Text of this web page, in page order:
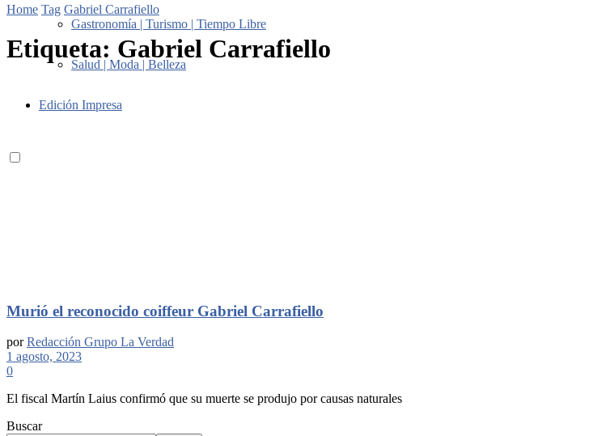
Gastronomía | Turismo | Tiempo Libre
Salud | Moda | Belleza
Edición Impresa
Home Tag Gabriel Carrafiello
Etiqueta: Gabriel Carrafiello
Murió el reconocido coiffeur Gabriel Carrafiello
por Redacción Grupo La Verdad
1 agosto, 2023
0
El fiscal Martín Laius confirmó que su muerte se produjo por causas naturales
Buscar